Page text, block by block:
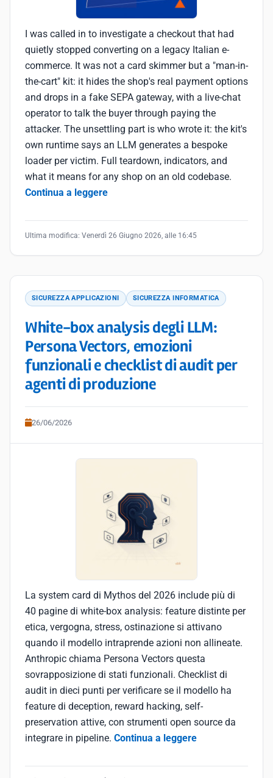
I was called in to investigate a checkout that had
quietly stopped converting on a legacy Italian e-
commerce. It was not a card skimmer but a "man-in-
the-cart" kit: it hides the shop's real payment options
and drops in a fake SEPA gateway, with a live-chat
operator to talk the buyer through paying the
attacker. The unsettling part is who wrote it: the kit's
own runtime says an LLM generates a bespoke
loader per victim. Full teardown, indicators, and
what it means for any shop on an old codebase.
Continua a leggere
Ultima modifica: Venerdì 26 Giugno 2026, alle 16:45
SICUREZZA APPLICAZIONI SICUREZZA INFORMATICA
White-box analysis degli LLM:
Persona Vectors, emozioni
funzionali e checklist di audit per
agenti di produzione
26/06/2026
La system card di Mythos del 2026 include più di
40 pagine di white-box analysis: feature distinte per
etica, vergogna, stress, ostinazione si attivano
quando il modello intraprende azioni non allineate.
Anthropic chiama Persona Vectors questa
sovrapposizione di stati funzionali. Checklist di
audit in dieci punti per verificare se il modello ha
feature di deception, reward hacking, self-
preservation attive, con strumenti open source da
integrare in pipeline. Continua a leggere